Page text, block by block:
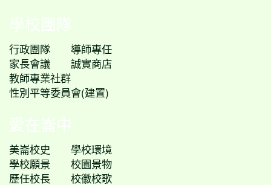
學校團隊
行政團隊
導師專任
家長會議
誠實商店
教師專業社群
性別平等委員會(建置)
愛在崙中
美崙校史
學校環境
學校願景
校園景物
歷任校長
校徽校歌